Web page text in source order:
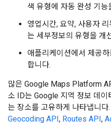
색 유형에 자동 완성 기능
영업시간, 요약, 사용자
는 세부정보의 유형을 개
애플리케이션에서 제공
합니다.
많은 Google Maps Platform
소 ID는 Google 지역 정보 데
는 장소를 고유하게 나타냅니
Geocoding API, Routes API,